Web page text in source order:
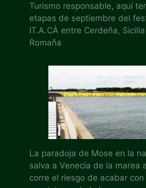
Turismo responsable, aquí
etapas de septiembre del
IT.A.CÀ entre Cerdeña,
Romaña
La paradoja de Mose en la
salva a Venecia de la marea
corre el riesgo de acabar con